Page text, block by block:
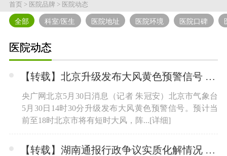
首页> 医院品牌 > 医院动态
全部 科室/医生 医院地址 医院环境 医院口碑
医院动态
【转载】北京升级发布大风黄色预警信号 阵风可达9、10级
央广网北京5月30日消息（记者 朱冠安）北京市气象台
5月30日14时30分升级发布大风黄色预警信号。预计当
前至18时北京市将有短时大风，阵...[详细]
【转载】湖南通报行政争议实质化解情况 让“告官”能“见官”成为新常态